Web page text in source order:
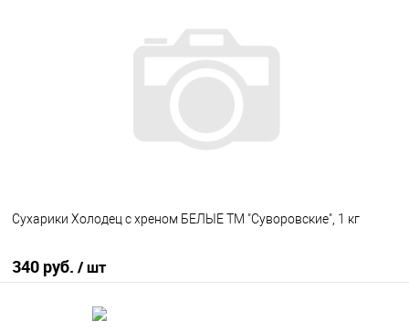
В наличии
Сухарики Холодец с хреном БЕЛЫЕ ТМ "Суворовские", 1 кг
340 руб. / шт